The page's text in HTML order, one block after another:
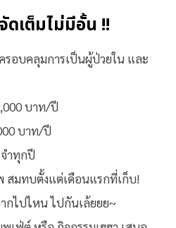
ดเต็มไม่มีอั้น !!
อบคลุมการเป็นผู้ป่วยใน และ
บาท/ปี
บาท/ปี
ำทุกปี
สมทบตั้งแต่เดือนแรกที่เก็บ!
กไปไหน ไปกันเล้ยยย~